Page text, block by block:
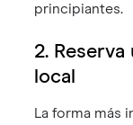
principiantes.
2.
local
La forma más